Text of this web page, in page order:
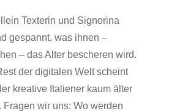
Texterin und Signorina
gespannt, was ihnen –
– das Alter bescheren wird.
der digitalen Welt scheint
kreative Italiener kaum älter
Fragen wir uns: Wo werden